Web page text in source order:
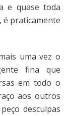
e quase toda
é praticamente
uma vez o
fina que
em todo o
aos outros
desculpas